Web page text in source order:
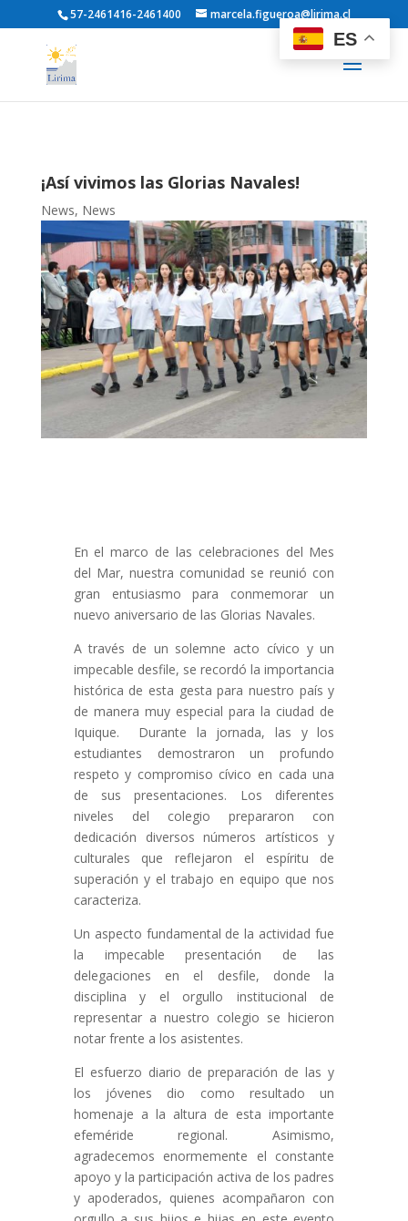
57-2461416-2461400 marcela.figueroa@lirima.cl
¡Así vivimos las Glorias Navales!
News, News
En el marco de las celebraciones del Mes
del Mar, nuestra comunidad se reunió con
gran entusiasmo para conmemorar un
nuevo aniversario de las Glorias Navales.
A través de un solemne acto cívico y un
impecable desfile, se recordó la importancia
histórica de esta gesta para nuestro país y
de manera muy especial para la ciudad de
Iquique. Durante la jornada, las y los
estudiantes demostraron un profundo
respeto y compromiso cívico en cada una
de sus presentaciones. Los diferentes
niveles del colegio prepararon con
dedicación diversos números artísticos y
culturales que reflejaron el espíritu de
superación y el trabajo en equipo que nos
caracteriza.
Un aspecto fundamental de la actividad fue
la impecable presentación de las
delegaciones en el desfile, donde la
disciplina y el orgullo institucional de
representar a nuestro colegio se hicieron
notar frente a los asistentes.
El esfuerzo diario de preparación de las y
los jóvenes dio como resultado un
homenaje a la altura de esta importante
efeméride regional. Asimismo,
agradecemos enormemente el constante
apoyo y la participación activa de los padres
y apoderados, quienes acompañaron con
ES